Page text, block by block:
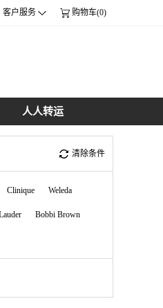
客户服务 购物车(0)
人人转运
清除条件
Clinique Weleda
Bobbi Brown